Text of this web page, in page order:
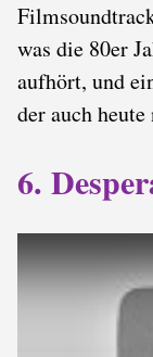
was die 80er
aufhört, und
der auch
6.